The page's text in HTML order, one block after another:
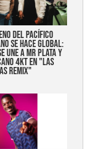
DEL PACÍFICO
SE HACE GLOBAL:
UNE A MR PLATA Y
4KT EN "LAS
REMIX"